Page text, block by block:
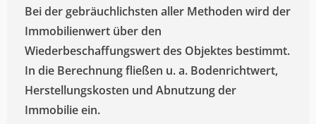
Bei der gebräuchlichsten aller Methoden wird der
Immobilienwert über den
Wiederbeschaffungswert des Objektes bestimmt.
In die Berechnung fließen u. a. Bodenrichtwert,
Herstellungskosten und Abnutzung der
Immobilie ein.